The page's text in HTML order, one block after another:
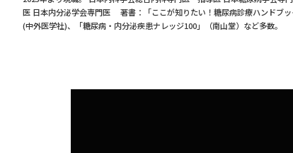
医 日本内分泌学会専門医 著書：「ここが知りたい！糖尿病診療ハンドブッ
(中外医学社)、「糖尿病・内分泌疾患ナレッジ100」（南山堂）など多数。